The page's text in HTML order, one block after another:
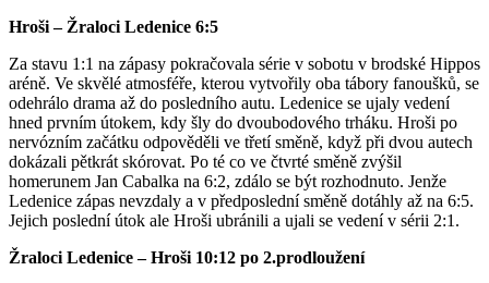
Hroši – Žraloci Ledenice 6:5
Za stavu 1:1 na zápasy pokračovala série v sobotu v brodské Hippos
aréně. Ve skvělé atmosféře, kterou vytvořily oba tábory fanoušků, se
odehrálo drama až do posledního autu. Ledenice se ujaly vedení
hned prvním útokem, kdy šly do dvoubodového trháku. Hroši po
nervózním začátku odpověděli ve třetí směně, když při dvou autech
dokázali pětkrát skórovat. Po té co ve čtvrté směně zvýšil
homerunem Jan Cabalka na 6:2, zdálo se být rozhodnuto. Jenže
Ledenice zápas nevzdaly a v předposlední směně dotáhly až na 6:5.
Jejich poslední útok ale Hroši ubránili a ujali se vedení v sérii 2:1.
Žraloci Ledenice – Hroši 10:12 po 2.prodloužení